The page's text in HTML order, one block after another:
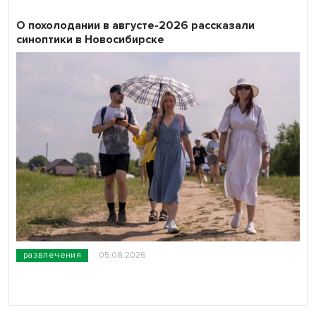
развлечения 05.08.2026
О похолодании в августе-2026 рассказали
синоптики в Новосибирске